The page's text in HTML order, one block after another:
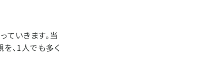
ていきます。当
、1人でも多く